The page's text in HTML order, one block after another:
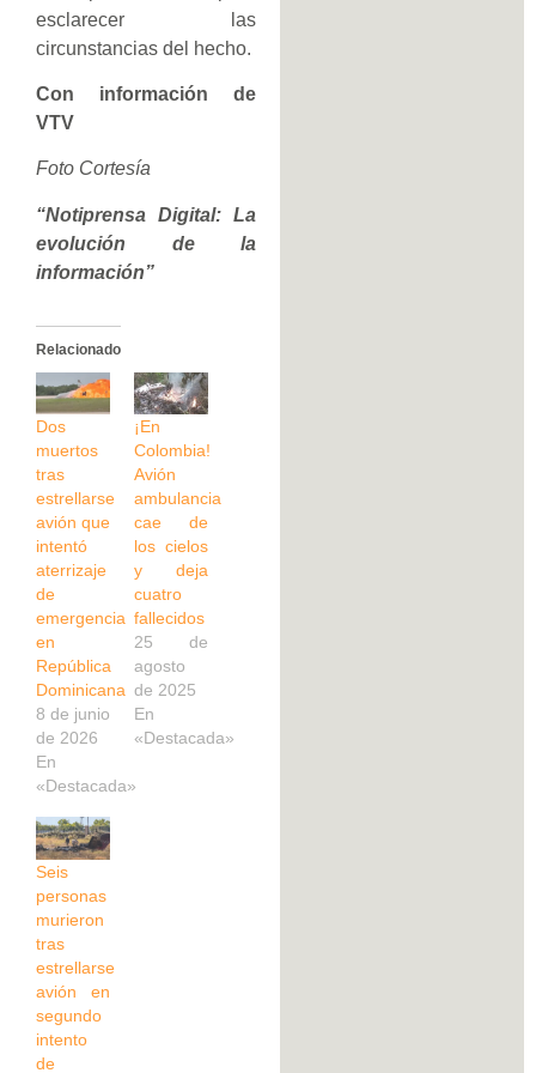
esclarecer las
circunstancias del hecho.
Con información de
VTV
Foto Cortesía
“Notiprensa Digital: La
evolución de la
información”
Relacionado
Dos
muertos
tras
estrellarse
avión que
intentó
aterrizaje
de
emergencia
en
República
Dominicana
8 de junio
de 2026
En
«Destacada»
¡En
Colombia!
Avión
ambulancia
cae de
los cielos
y deja
cuatro
fallecidos
25 de
agosto
de 2025
En
«Destacada»
Seis
personas
murieron
tras
estrellarse
avión en
segundo
intento
de